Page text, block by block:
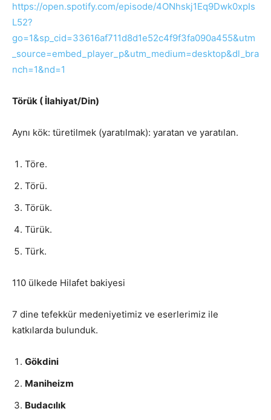
https://open.spotify.com/episode/4ONhskj1Eq9Dwk0xpIs
L52?
go=1&sp_cid=33616af711d8d1e52c4f9f3fa090a455&utm
_source=embed_player_p&utm_medium=desktop&dl_bra
nch=1&nd=1
Törük ( İlahiyat/Din)
Aynı kök: türetilmek (yaratılmak): yaratan ve yaratılan.
Töre.
Törü.
Törük.
Türük.
Türk.
110 ülkede Hilafet bakiyesi
7 dine tefekkür medeniyetimiz ve eserlerimiz ile
katkılarda bulunduk.
Gökdini
Maniheizm
Budacılık